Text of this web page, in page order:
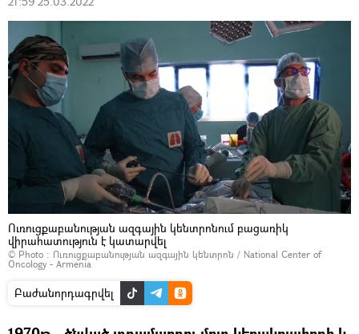
Ուռուցքաբանության ազգային կենտրոնում բացառիկ
վիրահատություն է կատարվել
© Photo : Ուռուցքաբանության ազգային կենտրոն / National Center of
Oncology - Armenia
Բաժանորդագրվել